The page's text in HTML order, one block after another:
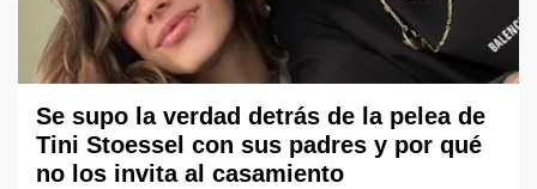
Se supo la verdad detrás de la pelea de
Tini Stoessel con sus padres y por qué
no los invita al casamiento